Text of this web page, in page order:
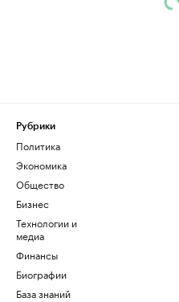
Рубрики
Политика
Экономика
Общество
Бизнес
Технологии и
медиа
Финансы
Биографии
База знаний